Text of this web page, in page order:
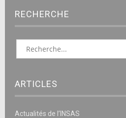
RECHERCHE
ARTICLES
Actualités de l’INSAS